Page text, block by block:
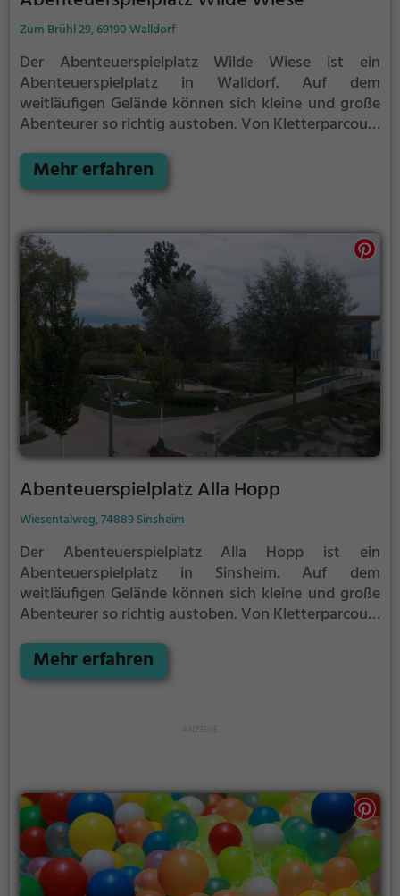
Zum Brühl 29, 69190 Walldorf
Der Abenteuerspielplatz Wilde Wiese ist ein
Abenteuerspielplatz in Walldorf. Auf dem
weitläufigen Gelände können sich kleine und große
Abenteurer so richtig austoben. Von Kletterparcours
Abenteuerspielplatz Wilde Wiese für jeden etwas
dabei.
Mehr erfahren
Abenteuerspielplatz Alla Hopp
Wiesentalweg, 74889 Sinsheim
Der Abenteuerspielplatz Alla Hopp ist ein
Abenteuerspielplatz in Sinsheim. Auf dem
weitläufigen Gelände können sich kleine und große
Abenteurer so richtig austoben. Von Kletterparcours
Abenteuerspielplatz Alla Hopp für jeden etwas
dabei.
Mehr erfahren